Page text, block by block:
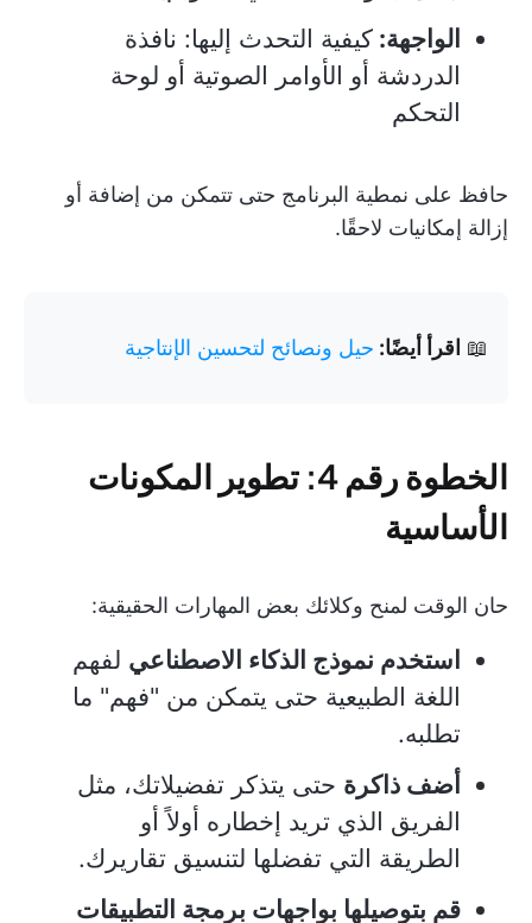
الواجهة: كيفية التحدث إليها: نافذة
الدردشة أو الأوامر الصوتية أو لوحة
التحكم
حافظ على نمطية البرنامج حتى تتمكن من إضافة أو
إزالة إمكانيات لاحقًا.
📖 اقرأ أيضًا: حيل ونصائح لتحسين الإنتاجية
الخطوة رقم 4: تطوير المكونات
الأساسية
حان الوقت لمنح وكلائك بعض المهارات الحقيقية:
استخدم نموذج الذكاء الاصطناعي لفهم
اللغة الطبيعية حتى يتمكن من "فهم" ما
تطلبه.
أضف ذاكرة حتى يتذكر تفضيلاتك، مثل
الفريق الذي تريد إخطاره أولاً أو
الطريقة التي تفضلها لتنسيق تقاريرك.
قم بتوصيلها بواجهات برمجة التطبيقات